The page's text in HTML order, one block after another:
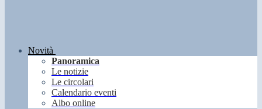
Novità
Panoramica
Le notizie
Le circolari
Calendario eventi
Albo online